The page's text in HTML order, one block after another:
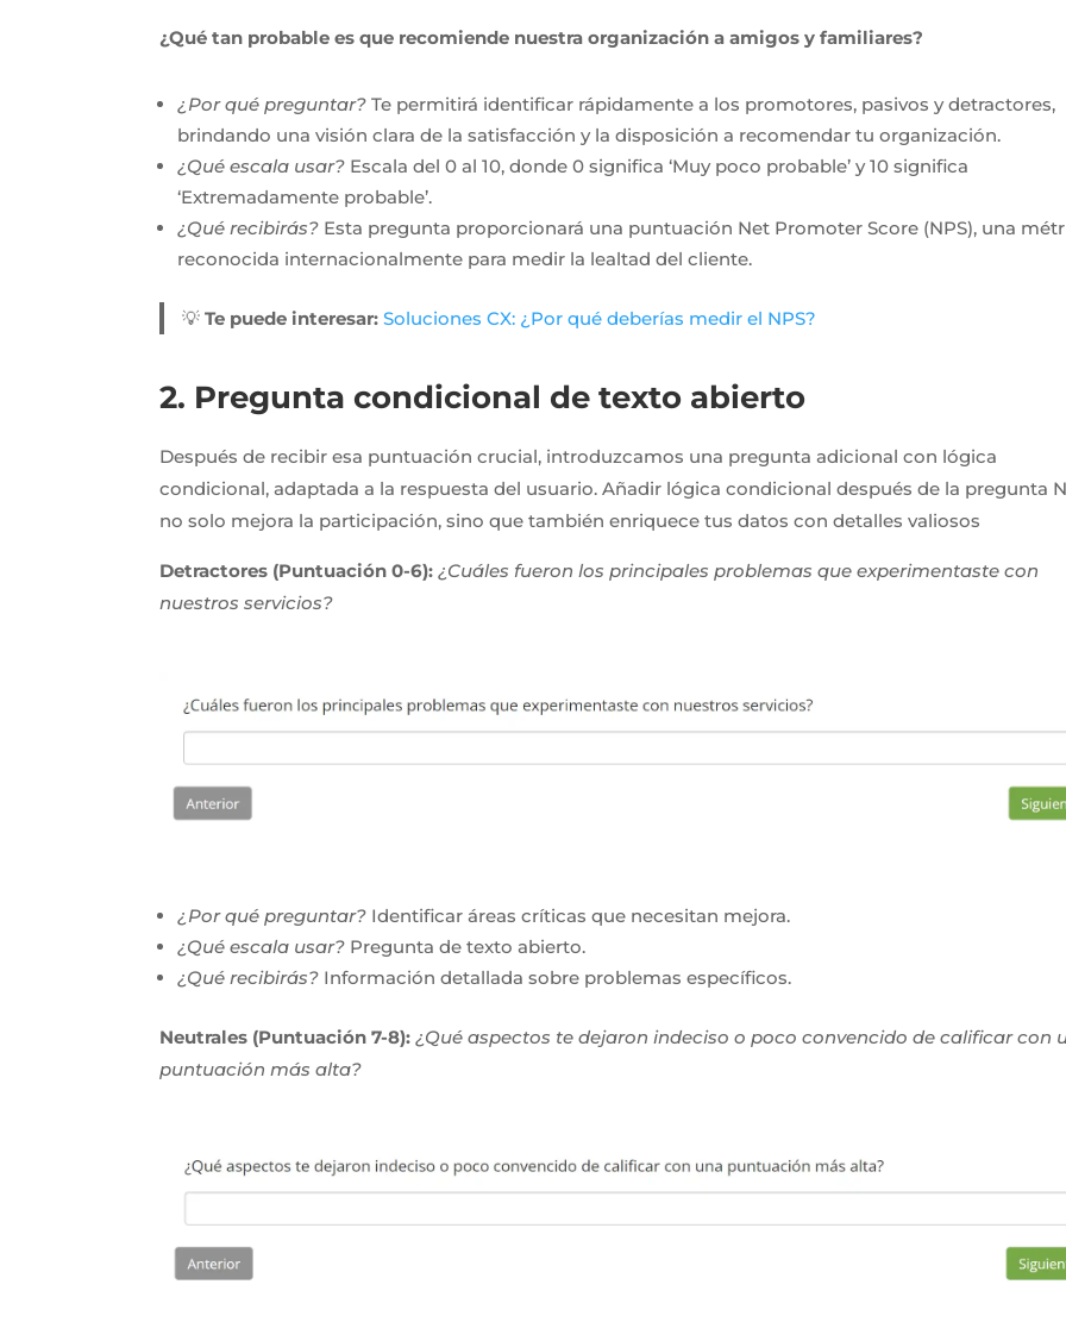
¿Qué tan probable es que recomiende nuestra organización a amigos y familiares?
¿Por qué preguntar? Te permitirá identificar rápidamente a los promotores, pasivos y detractores,
brindando una visión clara de la satisfacción y la disposición a recomendar tu organización.
¿Qué escala usar? Escala del 0 al 10, donde 0 significa ‘Muy poco probable’ y 10 significa
‘Extremadamente probable’.
¿Qué recibirás? Esta pregunta proporcionará una puntuación Net Promoter Score (NPS), una
reconocida internacionalmente para medir la lealtad del cliente.
💡 Te puede interesar: Soluciones CX: ¿Por qué deberías medir el NPS?
2. Pregunta condicional de texto abierto
Después de recibir esa puntuación crucial, introduzcamos una pregunta adicional con lógica
condicional, adaptada a la respuesta del usuario. Añadir lógica condicional después de la pregunta
no solo mejora la participación, sino que también enriquece tus datos con detalles valiosos
Detractores (Puntuación 0-6): ¿Cuáles fueron los principales problemas que experimentaste con
nuestros servicios?
¿Por qué preguntar? Identificar áreas críticas que necesitan mejora.
¿Qué escala usar? Pregunta de texto abierto.
¿Qué recibirás? Información detallada sobre problemas específicos.
Neutrales (Puntuación 7-8): ¿Qué aspectos te dejaron indeciso o poco convencido de calificar con
puntuación más alta?